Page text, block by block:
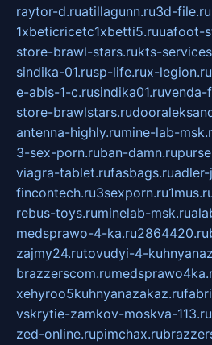
raytor-d.ruatillagunn.ru3d-file.ru
1xbeticricetc1xbetti5.ruuafoot-
store-brawl-stars.rukts-
sindika-01.rusp-life.rux-legion.ru
e-abis-1-c.rusindika01.ruvenda-
store-brawlstars.ru
antenna-highly.rumine-lab-
3-sex-porn.ruban-damn.ru
viagra-tablet.rufasbags.ruadler-
fincontech.ru3sexporn.ru
rebus-toys.ruminelab-msk.ru
medsprawo-4-ka.ru2864420.ru
zajmy24.rutovudyi-4-
brazzerscom.ru
xehyroo5kuhnyanazakaz.ru
vskrytie-zamkov-moskva-113.ru
zed-online.rupimchax.ru